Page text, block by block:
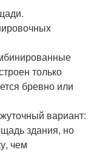
только
бревно или
вариант:
здания, но
чем